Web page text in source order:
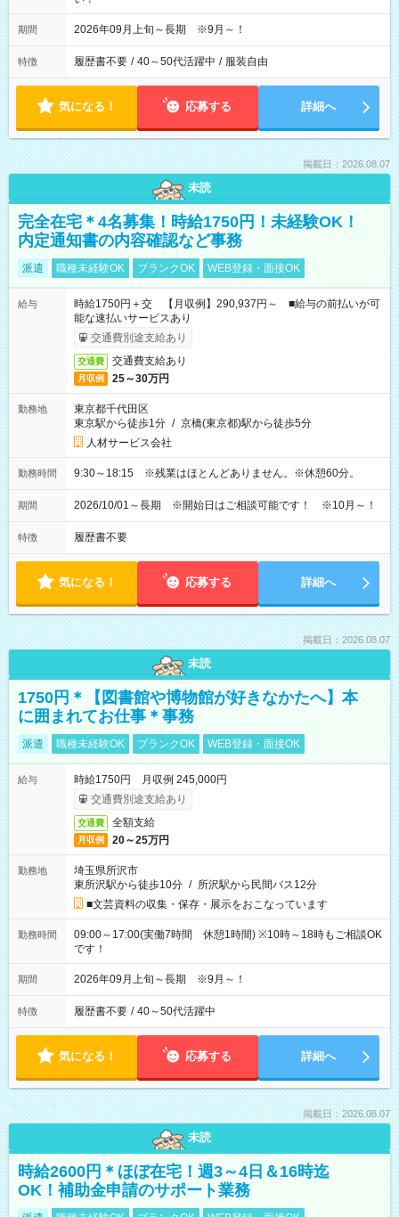
期間 2026年09月上旬～長期 ※9月～！
特徴 履歴書不要 / 40～50代活躍中 / 服装自由
気になる！ 応募する 詳細へ
掲載日：2026.08.07
未読
完全在宅＊4名募集！時給1750円！未経験OK！
内定通知書の内容確認など事務
派遣 職種未経験OK ブランクOK WEB登録・面接OK
給与
時給1750円＋交 【月収例】290,937円～ ■給与の前払いが可
能な速払いサービスあり
交通費別途支給あり
交通費 交通費支給あり
月収例 25～30万円
勤務地
東京都千代田区
東京駅から徒歩1分 / 京橋(東京都)駅から徒歩5分
人材サービス会社
勤務時間 9:30～18:15 ※残業はほとんどありません。※休憩60分。
期間 2026/10/01～長期 ※開始日はご相談可能です！ ※10月～！
特徴 履歴書不要
気になる！ 応募する 詳細へ
掲載日：2026.08.07
未読
1750円＊【図書館や博物館が好きなかたへ】本
に囲まれてお仕事＊事務
派遣 職種未経験OK ブランクOK WEB登録・面接OK
給与
時給1750円 月収例 245,000円
交通費別途支給あり
交通費 全額支給
月収例 20～25万円
勤務地
埼玉県所沢市
東所沢駅から徒歩10分 / 所沢駅から民間バス12分
■文芸資料の収集・保存・展示をおこなっています
勤務時間
09:00～17:00(実働7時間 休憩1時間) ※10時～18時もご相談OK
です！
期間 2026年09月上旬～長期 ※9月～！
特徴 履歴書不要 / 40～50代活躍中
気になる！ 応募する 詳細へ
掲載日：2026.08.07
未読
時給2600円＊ほぼ在宅！週3～4日＆16時迄
OK！補助金申請のサポート業務